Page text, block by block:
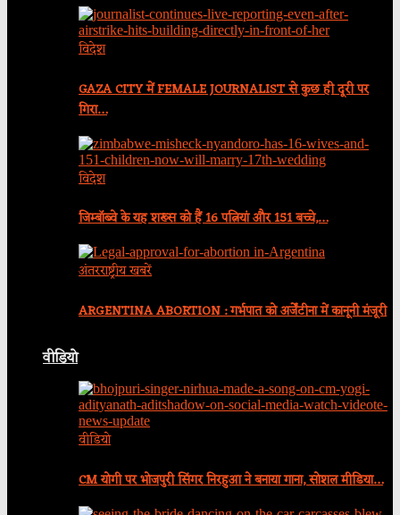
विदेश
GAZA CITY में FEMALE JOURNALIST से कुछ ही दूरी पर
गिरा…
विदेश
जिम्बॉब्वे के यह शख्स को हैं 16 पत्नियां और 151 बच्चे,…
अंतरराष्ट्रीय खबरें
ARGENTINA ABORTION : गर्भपात को अर्जेंटीना में कानूनी मंजूरी
वीडियो
वीडियो
CM योगी पर भोजपुरी सिंगर निरहुआ ने बनाया गाना, सोशल मीडिया…